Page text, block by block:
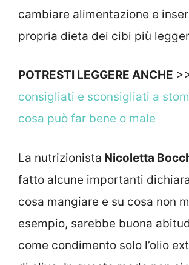
cambiare alimentazione e
propria dieta dei cibi più
POTRESTI LEGGERE ANCHE
consigliati e sconsigliati a
cosa può far bene o male
La nutrizionista Nicoletta
fatto alcune importanti
cosa mangiare e su cosa non
esempio, sarebbe buona
come condimento solo l’olio